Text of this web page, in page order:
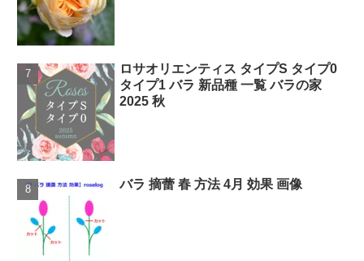
ロサオリエンティス タイプS タイプ0
タイプ1 バラ 新品種 一覧 バラの家
2025 秋
バラ 摘蕾 春 方法 4月 効果 画像